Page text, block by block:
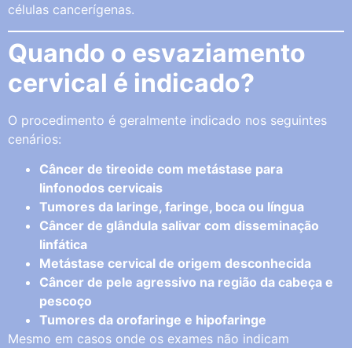
células cancerígenas.
Quando o esvaziamento
cervical é indicado?
O procedimento é geralmente indicado nos seguintes
cenários:
Câncer de tireoide com metástase para
linfonodos cervicais
Tumores da laringe, faringe, boca ou língua
Câncer de glândula salivar com disseminação
linfática
Metástase cervical de origem desconhecida
Câncer de pele agressivo na região da cabeça e
pescoço
Tumores da orofaringe e hipofaringe
Mesmo em casos onde os exames não indicam